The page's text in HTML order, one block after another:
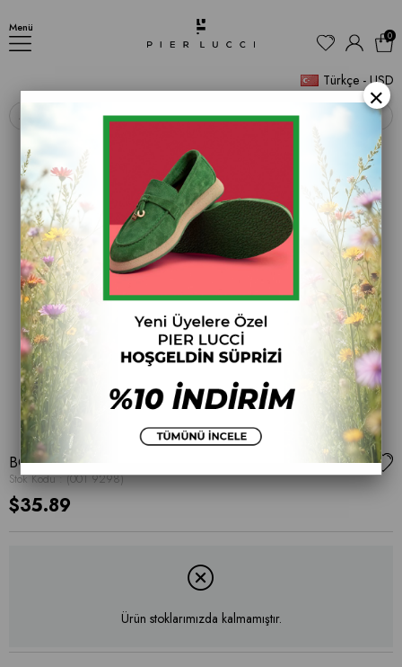
Menü
Türkçe - USD
0
‹ ›
BOT
Stok Kodu (001 9298)
$35.89
Ürün stoklarımızda kalmamıştır.
×